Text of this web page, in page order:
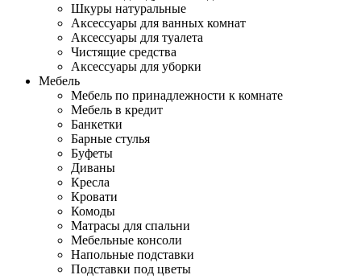
Шкуры натуральные
Аксессуары для ванных комнат
Аксессуары для туалета
Чистящие средства
Аксессуары для уборки
Мебель
Мебель по принадлежности к комнате
Мебель в кредит
Банкетки
Барные стулья
Буфеты
Диваны
Кресла
Кровати
Комоды
Матрасы для спальни
Мебельные консоли
Напольные подставки
Подставки под цветы